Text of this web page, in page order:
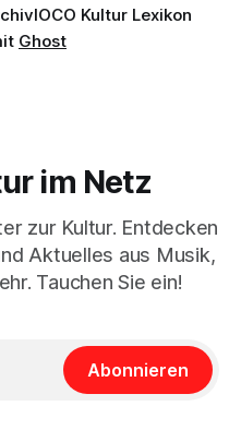
IOCO Kultur Lexikon
Ghost
im Netz
zur Kultur. Entdecken
Aktuelles aus Musik,
Tauchen Sie ein!
Abonnieren